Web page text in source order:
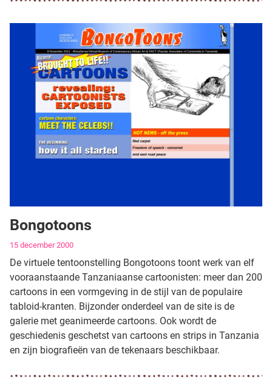
Bongotoons
Gegevens
15 december 2000
De virtuele tentoonstelling Bongotoons toont werk van elf
vooraanstaande Tanzaniaanse cartoonisten: meer dan 200
cartoons in een vormgeving in de stijl van de populaire
tabloid-kranten. Bijzonder onderdeel van de site is de
galerie met geanimeerde cartoons. Ook wordt de
geschiedenis geschetst van cartoons en strips in Tanzania
en zijn biografieën van de tekenaars beschikbaar.